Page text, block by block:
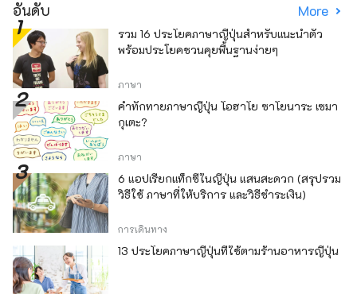
อันดับ More
รวม 16 ประโยคภาษาญี่ปุ่นสำหรับแนะนำตัว
พร้อมประโยคชวนคุยพื้นฐานง่ายๆ
ภาษา
คำทักทายภาษาญี่ปุ่น โอฮาโย ซาโยนาระ เซมา
กุเตะ?
ภาษา
6 แอปเรียกแท็กซี่ในญี่ปุ่น แสนสะดวก (สรุปรวม
วิธีใช้ ภาษาที่ให้บริการ และวิธีชำระเงิน)
การเดินทาง
13 ประโยคภาษาญี่ปุ่นที่ใช้ตามร้านอาหารญี่ปุ่น